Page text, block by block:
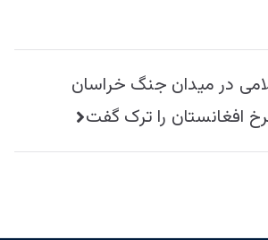
در میدان جنگ خراسان
افغانستان را ترک گفت